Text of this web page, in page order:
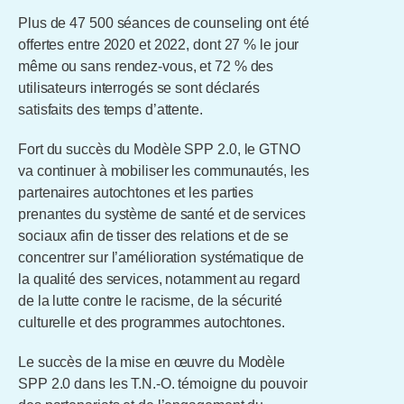
Plus de 47 500 séances de counseling ont été
offertes entre 2020 et 2022, dont 27 % le jour
même ou sans rendez-vous, et 72 % des
utilisateurs interrogés se sont déclarés
satisfaits des temps d’attente.
Fort du succès du Modèle SPP 2.0, le GTNO
va continuer à mobiliser les communautés, les
partenaires autochtones et les parties
prenantes du système de santé et de services
sociaux afin de tisser des relations et de se
concentrer sur l’amélioration systématique de
la qualité des services, notamment au regard
de la lutte contre le racisme, de la sécurité
culturelle et des programmes autochtones.
Le succès de la mise en œuvre du Modèle
SPP 2.0 dans les T.N.-O. témoigne du pouvoir